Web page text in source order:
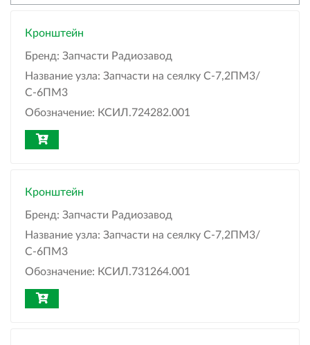
Кронштейн
Бренд: Запчасти Радиозавод
Название узла: Запчасти на сеялку С-7,2ПМ3/
С-6ПМ3
Обозначение: КСИЛ.724282.001
Кронштейн
Бренд: Запчасти Радиозавод
Название узла: Запчасти на сеялку С-7,2ПМ3/
С-6ПМ3
Обозначение: КСИЛ.731264.001